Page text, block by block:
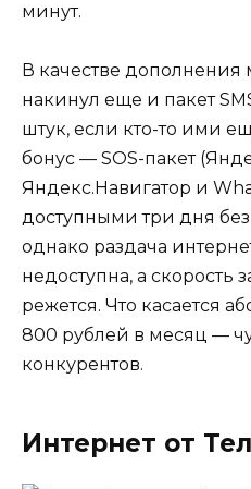
минут.
В качестве
накинул еще и пакет
штук, если кто-то ими
бонус — SOS-пакет
Яндекс.Навигатор и
доступными три дня
однако раздача
недоступна, а скорость
режется. Что касается
800 рублей в месяц —
конкурентов.
Интернет от